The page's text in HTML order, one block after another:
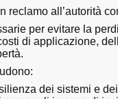
reclamo all’autorità
per evitare la
di applicazione,
dei sistemi e